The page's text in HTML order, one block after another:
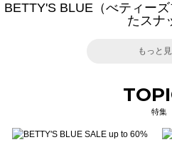
BETTY'S BLUE（べティー
たスナ
もっと
特集